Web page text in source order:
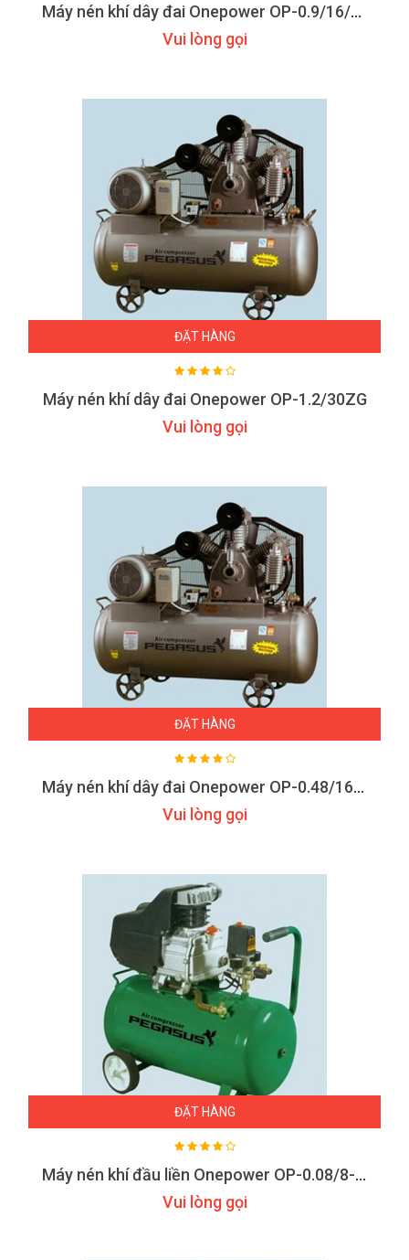
Máy nén khí dây đai Onepower OP-0.9/16/ZG-Q
Vui lòng gọi
ĐẶT HÀNG
Máy nén khí dây đai Onepower OP-1.2/30ZG
Vui lòng gọi
ĐẶT HÀNG
Máy nén khí dây đai Onepower OP-0.48/16/ZG-C
Vui lòng gọi
ĐẶT HÀNG
Máy nén khí đầu liền Onepower OP-0.08/8-B24
Vui lòng gọi